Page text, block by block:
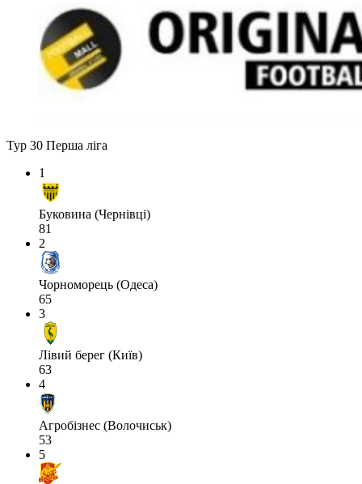
Тур 30 Перша ліга
1
Буковина (Чернівці)
81
2
Чорноморець (Одеса)
65
3
Лівий берег (Київ)
63
4
Агробізнес (Волочиськ)
53
5